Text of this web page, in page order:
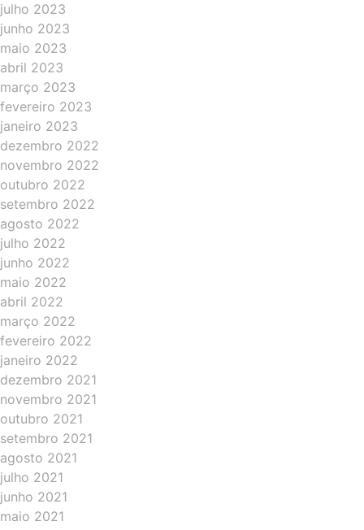
julho 2023
junho 2023
maio 2023
abril 2023
março 2023
fevereiro 2023
janeiro 2023
dezembro 2022
novembro 2022
outubro 2022
setembro 2022
agosto 2022
julho 2022
junho 2022
maio 2022
abril 2022
março 2022
fevereiro 2022
janeiro 2022
dezembro 2021
novembro 2021
outubro 2021
setembro 2021
agosto 2021
julho 2021
junho 2021
maio 2021